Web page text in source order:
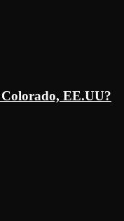
EE.UU?